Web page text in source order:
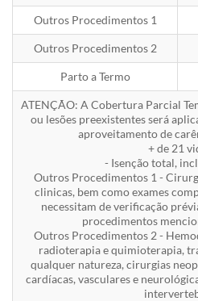
Outros Procedimentos 1
Outros Procedimentos 2
Parto a Termo
ATENÇÃO: A Cobertura Parcial
ou lesões preexistentes será
aproveitamento de
+ de 21
- Isenção total,
Outros Procedimentos 1 -
clinicas, bem como exames
necessitam de verificação
procedimentos
Outros Procedimentos 2 -
radioterapia e quimioterapia,
qualquer natureza, cirurgias
cardíacas, vasculares e